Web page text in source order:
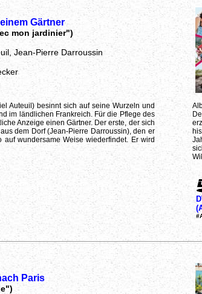
Gärtner
mon jardinier")
Jean-Pierre Darroussin
Auteuil) besinnt sich auf seine Wurzeln und
im ländlichen Frankreich. Für die Pflege des
Anzeige einen Gärtner. Der erste, der sich
dem Dorf (Jean-Pierre Darroussin), den er
wundersame Weise wiederfindet. Er wird
Paris